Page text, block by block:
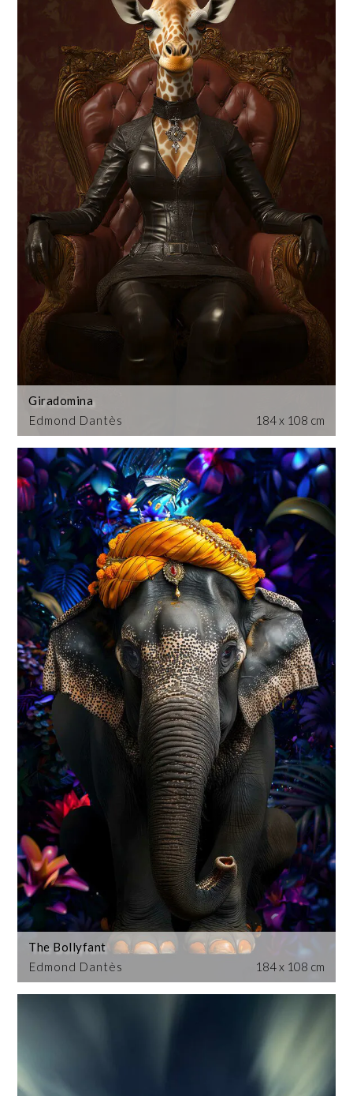
Edmond Dantès
Giradomina
184 x 108 cm
Edmond Dantès
The Bollyfant
184 x 108 cm